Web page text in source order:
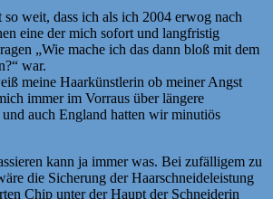
so weit, dass ich als ich 2004 erwog nach
eine der mich sofort und langfristig
„Wie mache ich das dann bloß mit dem
war.
meine Haarkünstlerin ob meiner Angst
immer im Vorraus über längere
auch England hatten wir minutiös
kann ja immer was. Bei zufälligem zu
die Sicherung der Haarschneideleistung
Chip unter der Haupt der Schneiderin